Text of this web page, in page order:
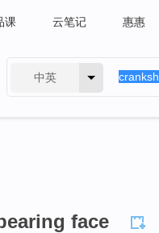
课 云笔记 惠惠
中英
face